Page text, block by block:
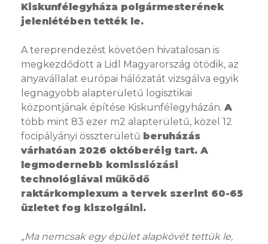
Kiskunfélegyháza polgármesterének
jelenlétében tették le.
A tereprendezést követően hivatalosan is
megkezdődött a Lidl Magyarország ötödik, az
anyavállalat európai hálózatát vizsgálva egyik
legnagyobb alapterületű logisztikai
központjának építése Kiskunfélegyházán. A
több mint 83 ezer m2 alapterületű, közel 12
focipályányi összterületű beruházás
várhatóan 2026 októberéig tart. A
legmodernebb komissiózási
technológiával működő
raktárkomplexum a tervek szerint 60-65
üzletet fog kiszolgálni.
„Ma nemcsak egy épület alapkövét tettük le,